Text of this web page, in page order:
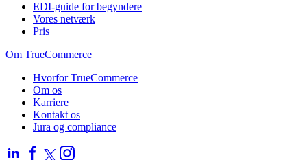
EDI-guide for begyndere
Vores netværk
Pris
Om TrueCommerce
Hvorfor TrueCommerce
Om os
Karriere
Kontakt os
Jura og compliance